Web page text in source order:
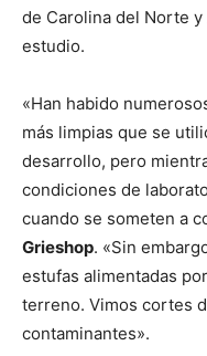
de Carolina del Norte
estudio.
«Han habido
más limpias que se
desarrollo, pero
condiciones de
cuando se someten a
Grieshop. «Sin
estufas alimentadas
terreno. Vimos cortes
contaminantes».